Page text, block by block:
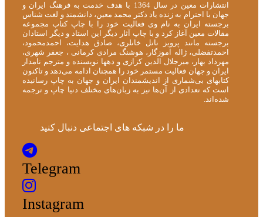
انتشارات معین در سال 1364 با هدف خدمت به فرهنگ ایران و
جهان با احترام به زنده یاد دکتر محمد معین، دانشمند و لغت شناس
برجسته ایران به نام وی فعالیت خود را با چاپ کتاب مجموعه
مقالات معین آغاز کرد و با چاپ آثار دیگر این استاد و دیگر استادان
برجسته مانند پرویز ناتل خانلری، صادق هدایت، احمدمحمود،
احمدتفضلی، ژاله آموزگار، هوشنگ مرادی کرمانی ، جعفر شهری،
مهرداد بهار، میرجلال الدین کزازی و دهها نویسنده و مترجم نامدار
ایران و جهان فعالیت مستمر خود را همچنان ادامه می‌دهد و تاکنون
کتابهای بی‌شماری از اندیشمندان ایران و جهان به چاپ رسانیده
است که تعدادی از آن‌ها نیز به زبان‌های مختلف دنیا چاپ و ترجمه
شده‌اند.
ما را در شبکه های اجتماعی دنبال کنید
Telegram
Instagram